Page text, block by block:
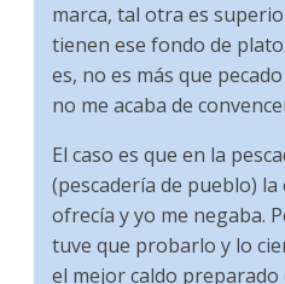
marca, tal otra es
tienen ese fondo de
es, no es más que
no me acaba de
El caso es que en la
(pescadería de pueblo) la
ofrecía y yo me negaba.
tuve que probarlo y lo
el mejor caldo